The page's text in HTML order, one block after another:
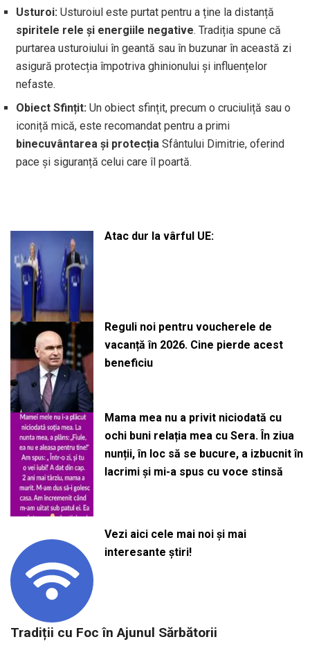
Usturoi: Usturoiul este purtat pentru a ține la distanță
spiritele rele și energiile negative. Tradiția spune că
purtarea usturoiului în geantă sau în buzunar în această zi
asigură protecția împotriva ghinionului și influențelor
nefaste.
Obiect Sfințit: Un obiect sfințit, precum o cruciuliță sau o
iconiță mică, este recomandat pentru a primi
binecuvântarea și protecția Sfântului Dimitrie, oferind
pace și siguranță celui care îl poartă.
Atac dur la vârful UE:
Reguli noi pentru voucherele de
vacanță în 2026. Cine pierde acest
beneficiu
Mama mea nu a privit niciodată cu
ochi buni relația mea cu Sera. În ziua
nunții, în loc să se bucure, a izbucnit în
lacrimi și mi-a spus cu voce stinsă
Vezi aici cele mai noi și mai
interesante știri!
Tradiții cu Foc în Ajunul Sărbătorii